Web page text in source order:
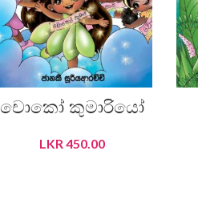
චොකෝ කුමාරියෝ
LKR450.00